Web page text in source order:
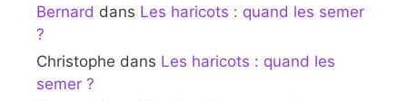
Bernard dans Les haricots : quand les semer
?
Christophe dans Les haricots : quand les
semer ?